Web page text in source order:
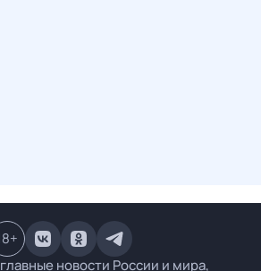
новости России и мира,
+